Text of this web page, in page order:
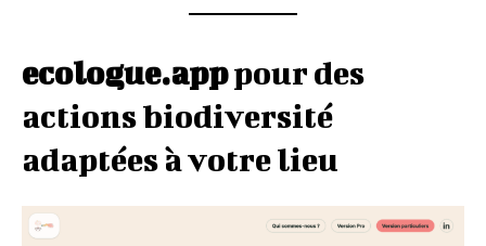
ecologue.apppour des
actions biodiversité
adaptées à votre lieu